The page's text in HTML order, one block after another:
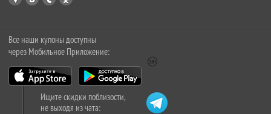
Все наши купоны доступны
через Мобильное Приложение:
Ищите скидки поблизости,
не выходя из чата: